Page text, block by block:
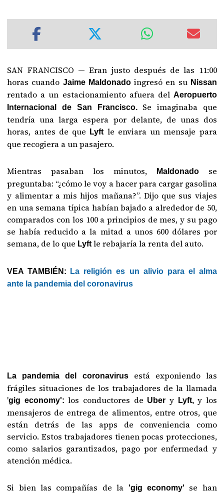
SAN FRANCISCO — Eran justo después de las 11:00
horas cuando Jaime Maldonadoingresó en su Nissan
rentado a un estacionamiento afuera del Aeropuerto
Internacional de San Francisco. Se imaginaba que
tendría una larga espera por delante, de unas dos
horas, antes de que
Lyft le enviara un mensaje para
que recogiera a un pasajero.
Mientras pasaban los minutos, Maldonado se
preguntaba: “¿cómo le voy a hacer para cargar gasolina
y alimentar a mis hijos mañana?”. Dijo que sus viajes
en una semana típica habían bajado a alrededor de 50,
comparados con los 100 a principios de mes, y su pago
se había reducido a la mitad a unos 600 dólares por
semana, de lo que Lyftle rebajaría la renta del auto.
VEA TAMBIÉN:
La religión es un alivio para el alma
ante la pandemia del coronavirus
La pandemia del coronavirus está exponiendo las
frágiles situaciones de los trabajadores de la llamada
'gig economy': los conductores de Uber yLyft,y los
mensajeros de entrega de alimentos, entre otros, que
están detrás de las apps de conveniencia como
servicio. Estos trabajadores tienen pocas protecciones,
como salarios garantizados, pago por enfermedad y
atención médica.
Si bien las compañías de la 'gig economy' se han